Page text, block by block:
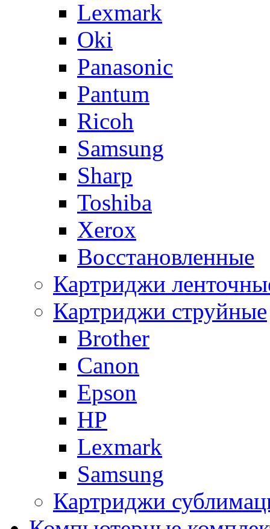
Lexmark
Oki
Panasonic
Pantum
Ricoh
Samsung
Sharp
Toshiba
Xerox
Восстановленные
Картриджи
Картриджи струйные
Brother
Canon
Epson
HP
Lexmark
Samsung
Картриджи